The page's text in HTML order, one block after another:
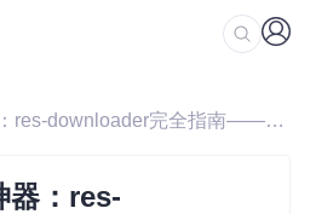
/ 终极资源下载神器：res-downloader完全指南——一键获取全网音视频资源
器：res-